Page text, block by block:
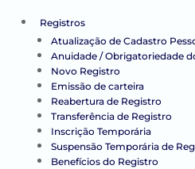
Registros
Atualização de Cadastro
Anuidade / Obrigatoriedade
Novo Registro
Emissão de carteira
Reabertura de Registro
Transferência de Registro
Inscrição Temporária
Suspensão Temporária de
Benefícios do Registro